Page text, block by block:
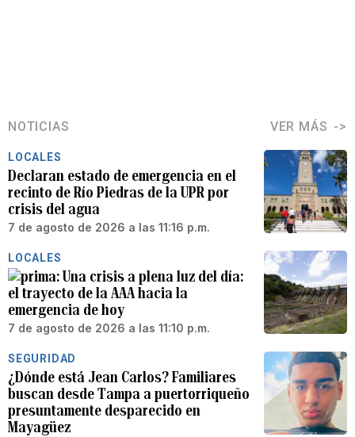
NOTICIAS VER MÁS
LOCALES
Declaran estado de emergencia en el
recinto de Río Piedras de la UPR por
crisis del agua
7 de agosto de 2026 a las 11:16 p.m.
LOCALES
Una crisis a plena luz del día:
el trayecto de la AAA hacia la
emergencia de hoy
7 de agosto de 2026 a las 11:10 p.m.
SEGURIDAD
¿Dónde está Jean Carlos? Familiares
buscan desde Tampa a puertorriqueño
presuntamente desparecido en
Mayagüez